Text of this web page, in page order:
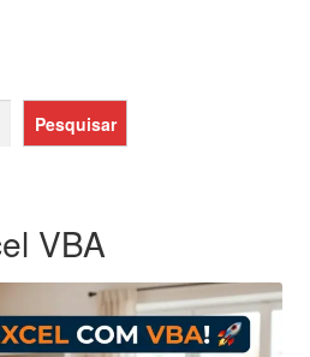
Pesquisar
VBA